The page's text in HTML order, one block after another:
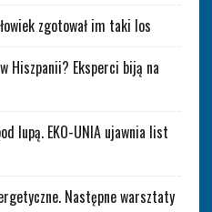
zgotował im taki los
Hiszpanii? Eksperci biją na
lupą. EKO-UNIA ujawnia list
Następne warsztaty